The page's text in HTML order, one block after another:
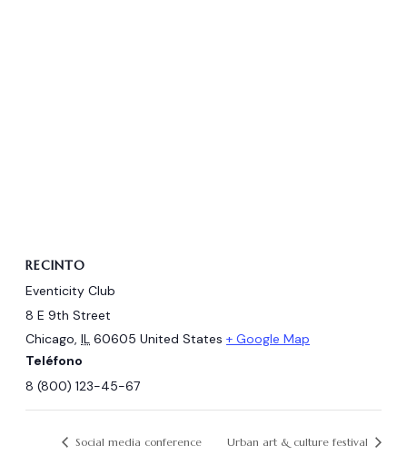
RECINTO
Eventicity Club
8 E 9th Street
Chicago, IL 60605 United States + Google Map
Teléfono
8 (800) 123-45-67
Social media conference Urban art & culture festival